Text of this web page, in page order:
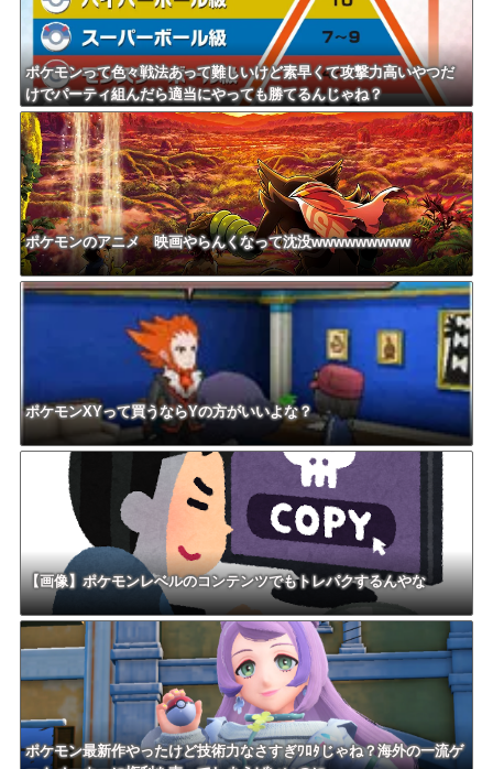
ポケモンって色々戦法あって難しいけど素早くて攻撃力高いやつだ
けでパーティ組んだら適当にやっても勝てるんじゃね？
ポケモンのアニメ 映画やらんくなって沈没wwwwwwwww
ポケモンXYって買うならYの方がいいよな？
【画像】ポケモンレベルのコンテンツでもトレパクするんやな
ポケモン最新作やったけど技術力なさすぎﾜﾛﾀじゃね？海外の一流ゲ